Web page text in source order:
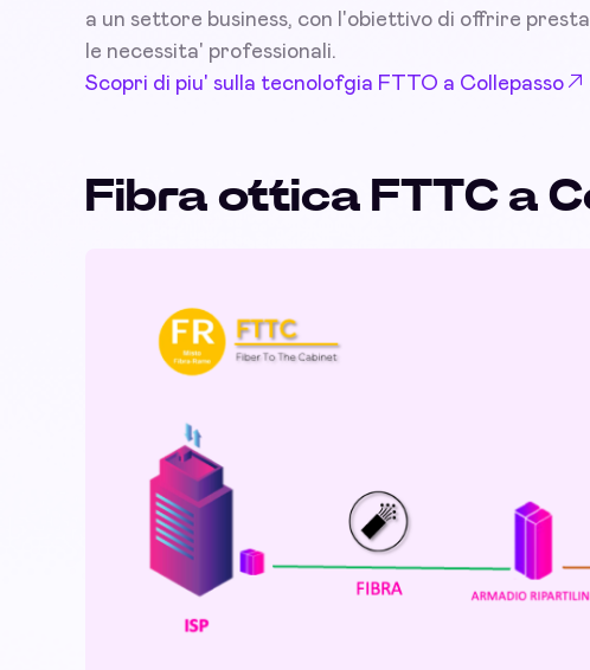
a un settore business, con l'obiettivo di offrire
le necessita' professionali.
Scopri di piu' sulla tecnolofgia FTTO a Collepasso
Fibra ottica FTTC a